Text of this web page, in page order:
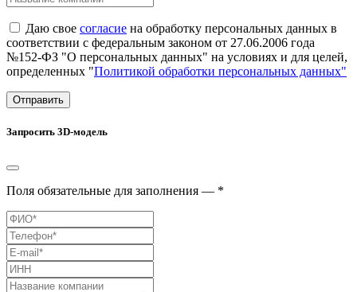
Даю свое согласие на обработку персональных данных в
соответствии с федеральным законом от 27.06.2006 года
№152-ФЗ "О персональных данных" на условиях и для целей,
определенных "Политикой обработки персональных данных"
Отправить
Запросить 3D-модель
Поля обязательные для заполнения — *